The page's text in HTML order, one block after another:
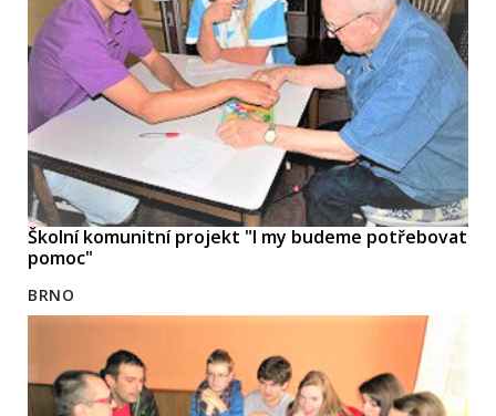
Školní komunitní projekt "I my budeme potřebovat
pomoc"
BRNO